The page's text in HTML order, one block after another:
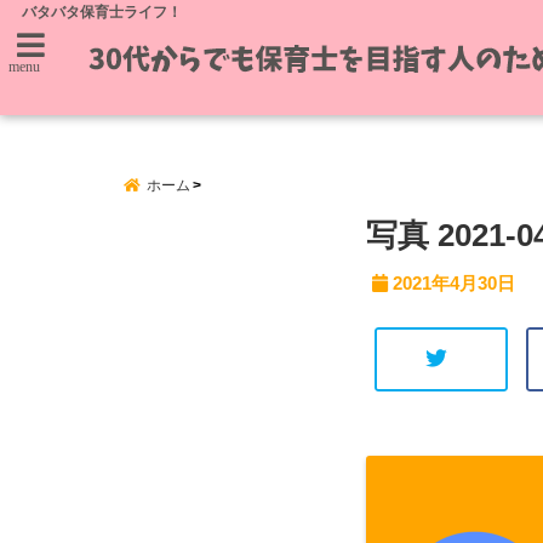
バタバタ保育士ライフ！
menu
ホーム
写真 2021-
2021年4月30日